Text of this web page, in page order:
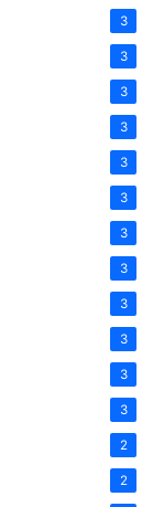
3
3
3
3
3
3
3
3
3
3
3
3
2
2